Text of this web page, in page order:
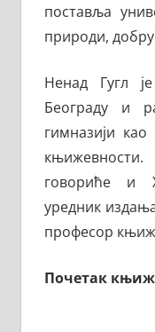
поставља
природи,
Ненад Гугл
Београду и
гимназији
говориће и
уредник
професор
Почетак